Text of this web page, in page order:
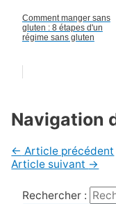
Comment manger sans
gluten : 8 étapes d'un
régime sans gluten
Navigation
← Article précédent
Article suivant →
Rechercher :